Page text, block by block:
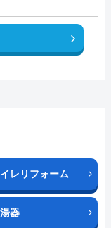
イレリフォーム
器